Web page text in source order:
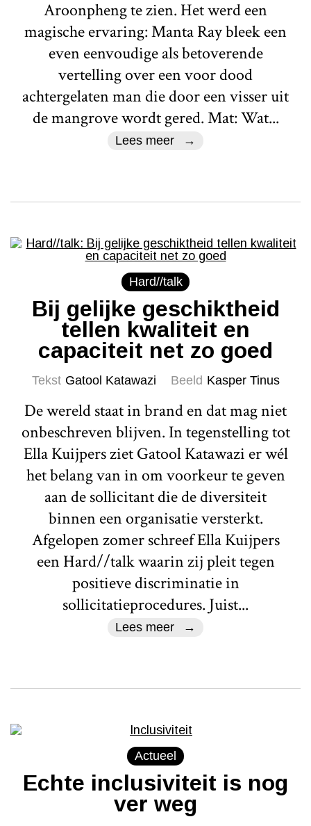
Aroonpheng te zien. Het werd een
magische ervaring: Manta Ray bleek een
even eenvoudige als betoverende
vertelling over een voor dood
achtergelaten man die door een visser uit
de mangrove wordt gered. Mat: Wat...
Lees meer
Hard//talk
Bij gelijke geschiktheid
tellen kwaliteit en
capaciteit net zo goed
Tekst Gatool Katawazi Beeld Kasper Tinus
De wereld staat in brand en dat mag niet
onbeschreven blijven. In tegenstelling tot
Ella Kuijpers ziet Gatool Katawazi er wél
het belang van in om voorkeur te geven
aan de sollicitant die de diversiteit
binnen een organisatie versterkt.
Afgelopen zomer schreef Ella Kuijpers
een Hard//talk waarin zij pleit tegen
positieve discriminatie in
sollicitatieprocedures. Juist...
Lees meer
Actueel
Echte inclusiviteit is nog
ver weg